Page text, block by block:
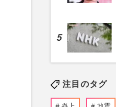
注目のタグ